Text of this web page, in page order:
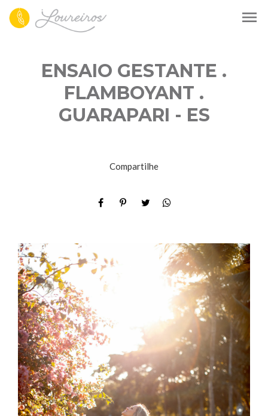
menu
ENSAIO GESTANTE .
FLAMBOYANT .
GUARAPARI - ES
Compartilhe